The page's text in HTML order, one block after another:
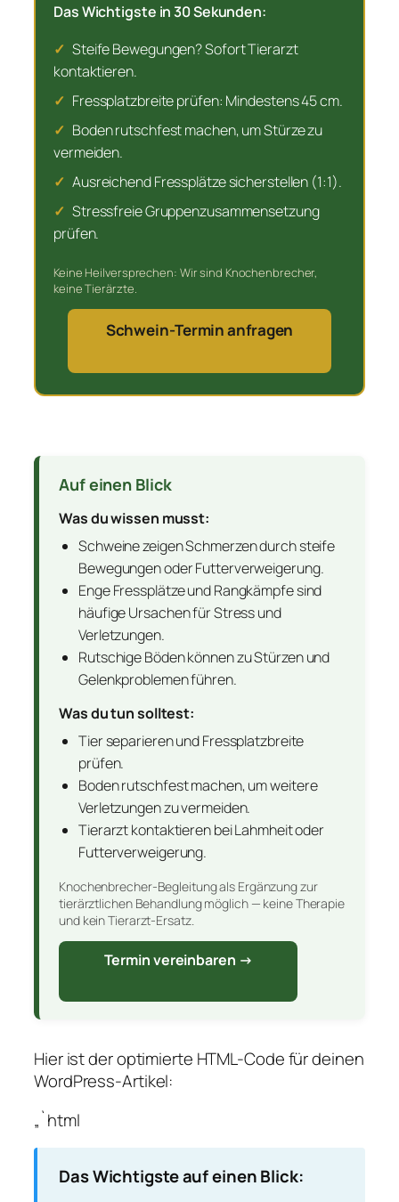
Das Wichtigste in 30 Sekunden:
✓ Steife Bewegungen? Sofort Tierarzt
kontaktieren.
✓ Fressplatzbreite prüfen: Mindestens 45 cm.
✓ Boden rutschfest machen, um Stürze zu
vermeiden.
✓ Ausreichend Fressplätze sicherstellen (1:1).
✓ Stressfreie Gruppenzusammensetzung
prüfen.
Keine Heilversprechen: Wir sind Knochenbrecher,
keine Tierärzte.
Schwein-Termin anfragen
Auf einen Blick
Was du wissen musst:
Schweine zeigen Schmerzen durch steife
Bewegungen oder Futterverweigerung.
Enge Fressplätze und Rangkämpfe sind
häufige Ursachen für Stress und
Verletzungen.
Rutschige Böden können zu Stürzen und
Gelenkproblemen führen.
Was du tun solltest:
Tier separieren und Fressplatzbreite
prüfen.
Boden rutschfest machen, um weitere
Verletzungen zu vermeiden.
Tierarzt kontaktieren bei Lahmheit oder
Futterverweigerung.
Knochenbrecher-Begleitung als Ergänzung zur
tierärztlichen Behandlung möglich — keine Therapie
und kein Tierarzt-Ersatz.
Termin vereinbaren →
Hier ist der optimierte HTML-Code für deinen
WordPress-Artikel:
„`html
Das Wichtigste auf einen Blick: